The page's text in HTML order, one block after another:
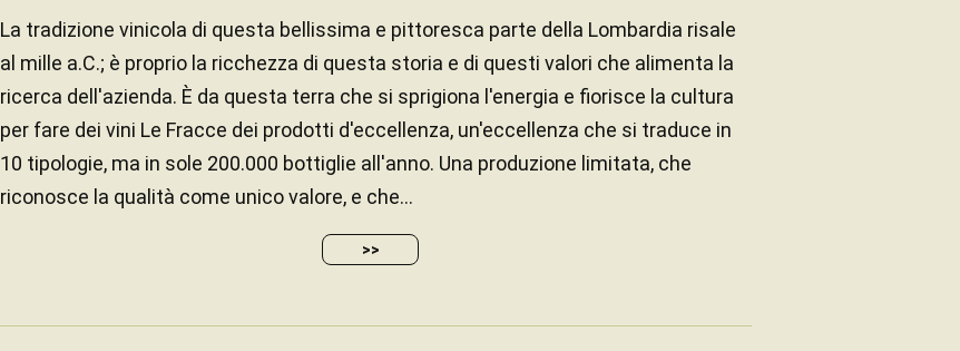
La tradizione vinicola di questa bellissima e pittoresca parte della Lombardia risale
al mille a.C.; è proprio la ricchezza di questa storia e di questi valori che alimenta la
ricerca dell'azienda. È da questa terra che si sprigiona l'energia e fiorisce la cultura
per fare dei vini Le Fracce dei prodotti d'eccellenza, un'eccellenza che si traduce in
10 tipologie, ma in sole 200.000 bottiglie all'anno. Una produzione limitata, che
riconosce la qualità come unico valore, e che...
>>